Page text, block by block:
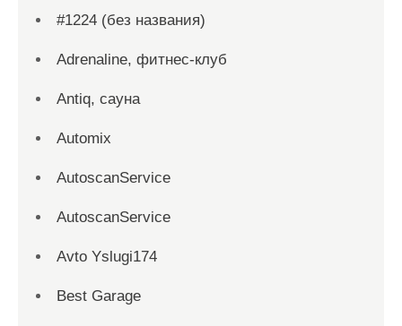
#1224 (без названия)
Adrenaline, фитнес-клуб
Antiq, сауна
Automix
AutoscanService
AutoscanService
Avto Yslugi174
Best Garage